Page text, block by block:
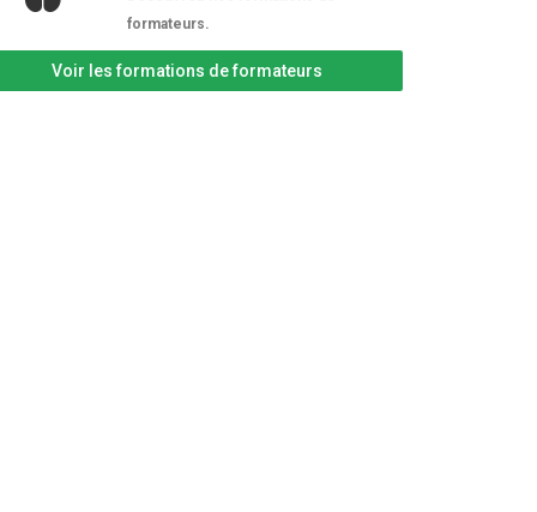
formateurs.
Voir les formations de formateurs